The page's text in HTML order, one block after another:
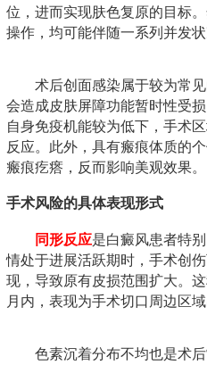
位，进而实现肤色复原的目标
操作，均可能伴随一系列并发状
术后创面感染属于较为常
会造成皮肤屏障功能暂时性受
自身免疫机能较为低下，手术
反应。此外，具有瘢痕体质的
瘢痕疙瘩，反而影响美观效果。
手术风险的具体表现形式
同形反应是白癜风患者特
情处于进展活跃期时，手术创
现，导致原有皮损范围扩大。
月内，表现为手术切口周边区
色素沉着分布不均也是术